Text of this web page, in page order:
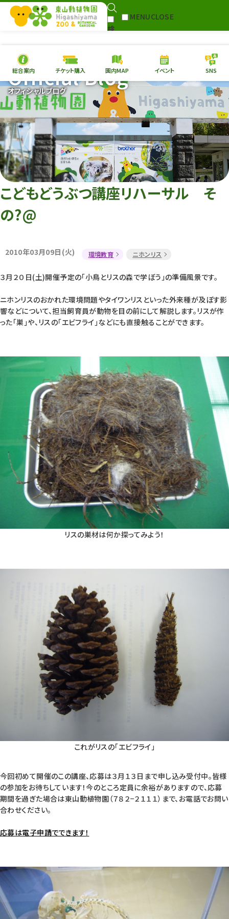
検
MENUCLOSE
本日の開園情報 チケ
園内MAP イベント
総合案内
動物園 植物園
再生プラン
東山動植物園
への支援
環境教育
総合案内 チケット購入 園内MAP イベント SNS
オフィシャルブログ
Official Blog
こどもどうぶつ講座リハーサル そ
の?@
2010年03月09日(火) 環境教育 ニホンリス
３月２０日(土)開催予定の「小鳥とリスの森で学ぼう」の準備風景です。
ニホンリスのおかれた環境問題やタイワンリスといった外来種が及ぼす影
響などについて、担当飼育員が動物を目の前にして解説します。リスが作
った｢巣｣や、リスの｢エビフライ｣などにも直接触ることができます。
リスの巣材は何か探ってみよう！
これがリスの「エビフライ」
今回初めて開催のこの講座、応募は３月１３日まで申し込み受付中。皆様
の参加をお待ちしています！今のところ定員に余裕がありますので、応募
期間を過ぎた場合は東山動植物園（７８２−２１１１）まで、お電話でお問い
合わせください。
応募は電子申請でできます！